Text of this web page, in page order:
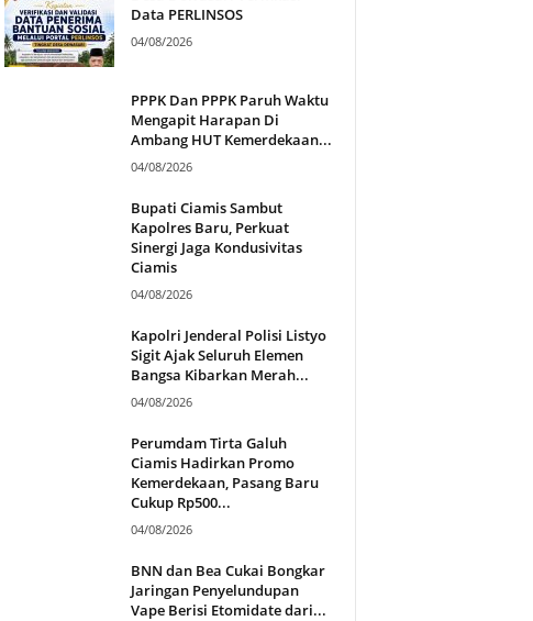
Data PERLINSOS
04/08/2026
PPPK Dan PPPK Paruh Waktu
Mengapit Harapan Di
Ambang HUT Kemerdekaan...
04/08/2026
Bupati Ciamis Sambut
Kapolres Baru, Perkuat
Sinergi Jaga Kondusivitas
Ciamis
04/08/2026
Kapolri Jenderal Polisi Listyo
Sigit Ajak Seluruh Elemen
Bangsa Kibarkan Merah...
04/08/2026
Perumdam Tirta Galuh
Ciamis Hadirkan Promo
Kemerdekaan, Pasang Baru
Cukup Rp500...
04/08/2026
BNN dan Bea Cukai Bongkar
Jaringan Penyelundupan
Vape Berisi Etomidate dari...